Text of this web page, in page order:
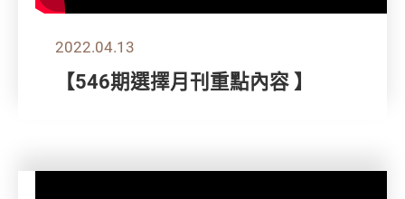
2022.04.13
【546期選擇月刊重點內容 】